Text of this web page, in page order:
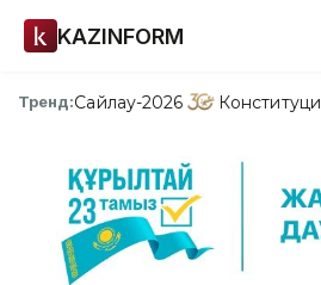
KAZINFORM
Тренд:Сайлау-2026